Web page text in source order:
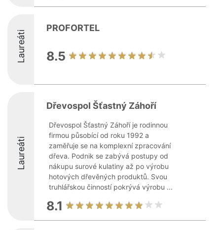
Laureáti
PROFORTEL
8.5
Laureáti
Dřevospol Šťastný Záhoří
Dřevospol Šťastný Záhoří je rodinnou
firmou působící od roku 1992 a
zaměřuje se na komplexní zpracování
dřeva. Podnik se zabývá postupy od
nákupu surové kulatiny až po výrobu
hotových dřevěných produktů. Svou
truhlářskou činností pokrývá výrobu ...
8.1